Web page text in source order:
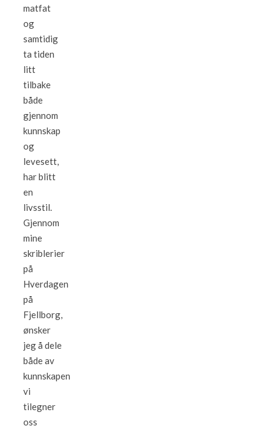
matfat
og
samtidig
ta tiden
litt
tilbake
både
gjennom
kunnskap
og
levesett,
har blitt
en
livsstil.
Gjennom
mine
skriblerier
på
Hverdagen
på
Fjellborg,
ønsker
jeg å dele
både av
kunnskapen
vi
tilegner
oss